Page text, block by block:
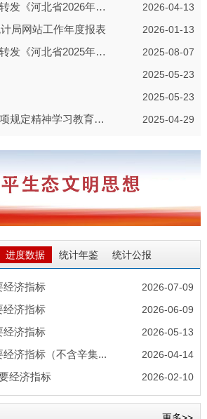
发《河北省2026年度
通告》的通知
2026-04-13
局网站工作年度报表 2026-01-13
发《河北省2025年度
通告》的通知
2025-08-07
2025-05-23
2025-05-23
规定精神学习教育征
2025-04-29
进度数据 统计年鉴 统计公报
经济指标 2026-07-09
经济指标 2026-06-09
经济指标 2026-05-13
济指标（不含辛集... 2026-04-14
经济指标 2026-02-10